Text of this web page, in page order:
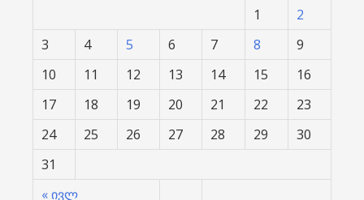
« ივლ
1
2
3
4 5 6 7 8
9
10
11 12 13 14 15
16
17
18 19 20 21 22
23
24
25 26 27 28 29
30
31